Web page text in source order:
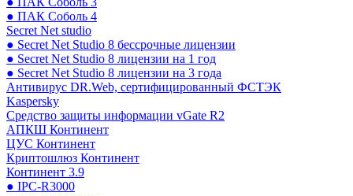
● ПАК Соболь 4
Secret Net studio
● Secret Net Studio 8 бессрочные лицензии
● Secret Net Studio 8 лицензии на 1 год
● Secret Net Studio 8 лицензии на 3 года
Антивирус DR.Web, сертифицированный ФСТЭК
Kaspersky
Средство защиты информации vGate R2
АПКШ Континент
ЦУС Континент
Криптошлюз Континент
Континент 3.9
● IPC-R3000